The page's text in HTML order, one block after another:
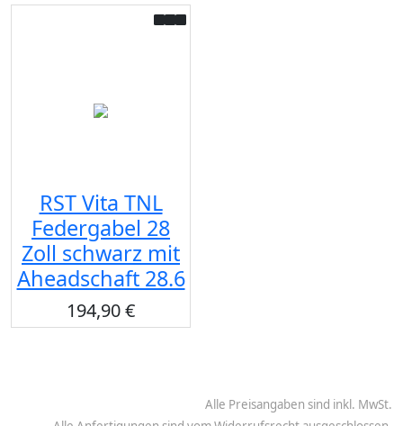
RST Vita TNL
Federgabel 28
Zoll schwarz mit
Aheadschaft 28.6
194,90 €
Alle Preisangaben sind inkl. MwSt.